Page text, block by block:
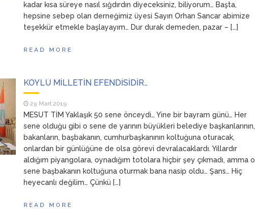
kadar kısa süreye nasıl sığdırdın diyeceksiniz, biliyorum… Başta,
hepsine sebep olan derneğimiz üyesi Sayın Orhan Sancar abimize
teşekkür etmekle başlayayım… Dur durak demeden, pazar – […]
READ MORE
KÖYLÜ MİLLETİN EFENDİSİDİR…
29 Mart 2019
MESUT TİM Yaklaşık 50 sene önceydi… Yine bir bayram günü… Her
sene olduğu gibi o sene de yarının büyükleri belediye başkanlarının,
bakanların, başbakanın, cumhurbaşkanının koltuğuna oturacak,
onlardan bir günlüğüne de olsa görevi devralacaklardı. Yıllardır
aldığım piyangolara, oynadığım totolara hiçbir şey çıkmadı, amma o
sene başbakanın koltuğuna oturmak bana nasip oldu… Şans… Hiç
heyecanlı değilim… Çünkü […]
READ MORE